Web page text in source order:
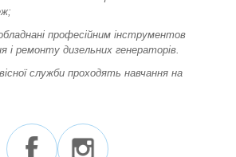
професійним інструментов
і ремонту дизельних генераторів.
служби проходять навчання на